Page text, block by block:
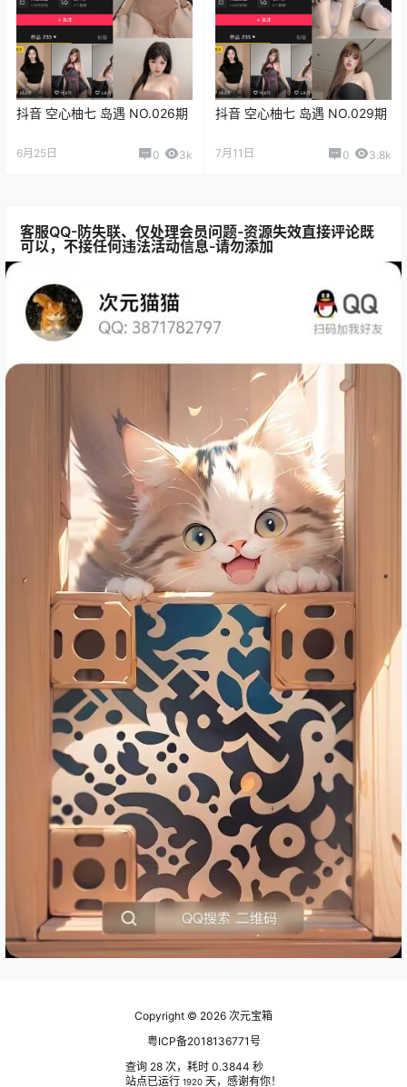
抖音 空心柚七 岛遇 NO.026期
6月25日 0 3k
抖音 空心柚七 岛遇 NO.029期
7月11日 0 3.8k
客服QQ-防失联、仅处理会员问题-资源失效直接评论既
可以，不接任何违法活动信息-请勿添加
Copyright © 2026 次元宝箱
粤ICP备2018136771号
查询 28 次，耗时 0.3844 秒
站点已运行 1920 天，感谢有你！